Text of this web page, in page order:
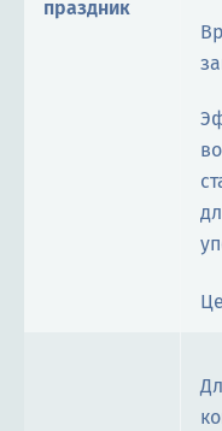
праздник